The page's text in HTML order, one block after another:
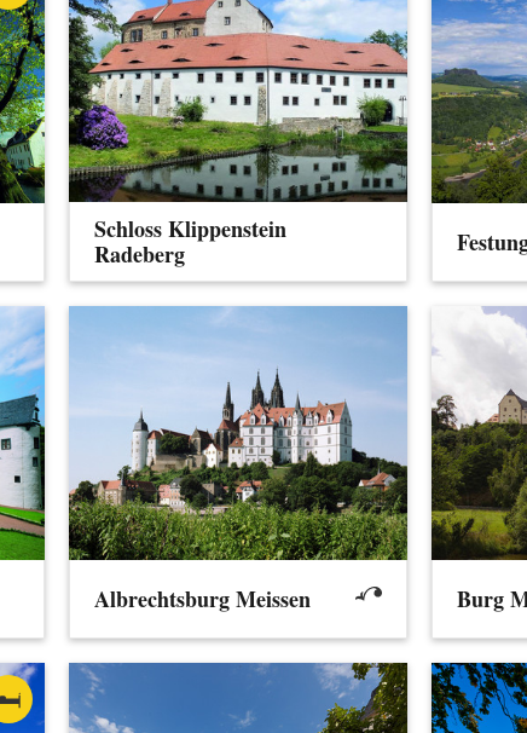
Schloss Klippenstein
Radeberg
Albrechtsburg Meissen Burg